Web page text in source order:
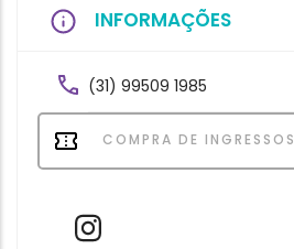
INFORMAÇÕES
(31) 99509 1985
COMPRA DE INGRESSOS